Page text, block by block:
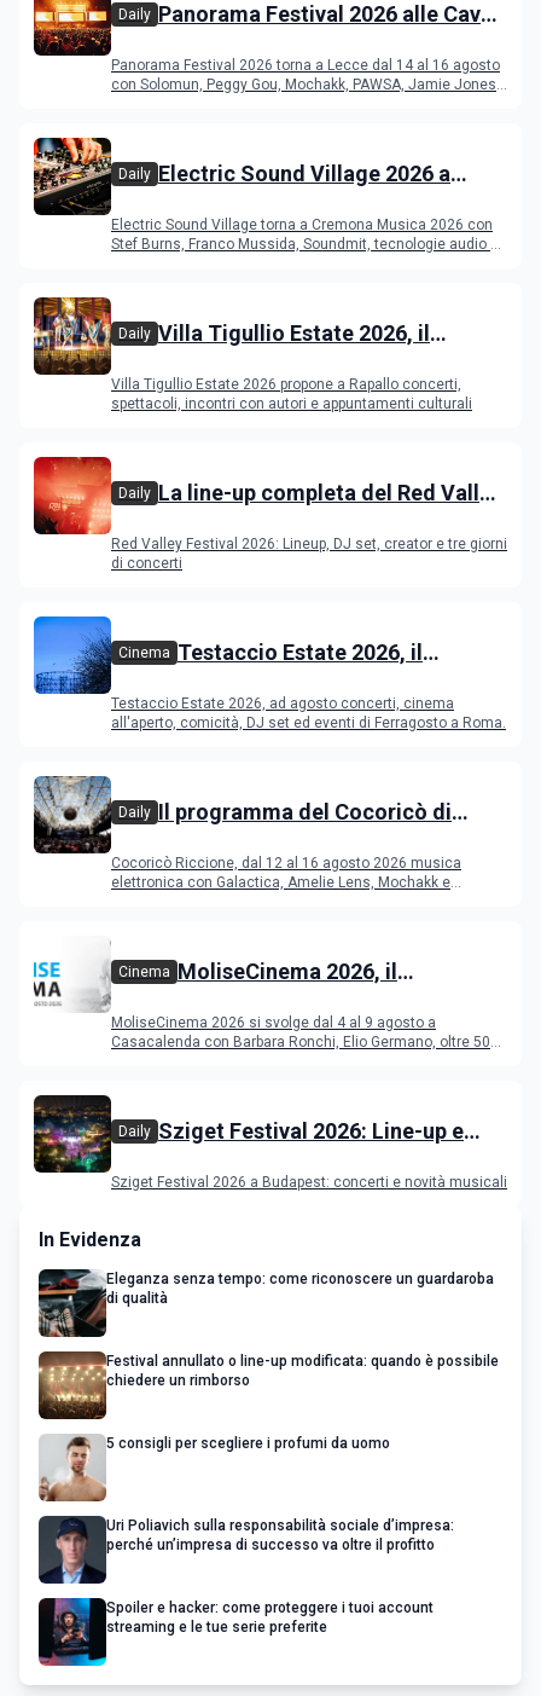
Daily Panorama Festival 2026 alle Cave
programma
Panorama Festival 2026 torna a Lecce dal 14 al 16 agosto
con Solomun, Peggy Gou, Mochakk, PAWSA, Jamie Jones
Daily Electric Sound Village 2026 a
Young Band Contest, il programma
Electric Sound Village torna a Cremona Musica 2026 con
Stef Burns, Franco Mussida, Soundmit, tecnologie audio e
Daily Villa Tigullio Estate 2026, il
Villa Tigullio Estate 2026 propone a Rapallo concerti,
spettacoli, incontri con autori e appuntamenti culturali
Daily La line-up completa del Red Valley
Red Valley Festival 2026: Lineup, DJ set, creator e tre giorni
di concerti
Cinema Testaccio Estate 2026, il
Ferragosto
Testaccio Estate 2026, ad agosto concerti, cinema
all'aperto, comicità, DJ set ed eventi di Ferragosto a Roma.
Daily Il programma del Cocoricò di
Cocoricò Riccione, dal 12 al 16 agosto 2026 musica
elettronica con Galactica, Amelie Lens, Mochakk e
Cinema MoliseCinema 2026, il
MoliseCinema 2026 si svolge dal 4 al 9 agosto a
Casacalenda con Barbara Ronchi, Elio Germano, oltre 50
Daily Sziget Festival 2026: Line-up e
Sziget Festival 2026 a Budapest: concerti e novità musicali
In Evidenza
Eleganza senza tempo: come riconoscere un guardaroba
di qualità
Festival annullato o line-up modificata: quando è possibile
chiedere un rimborso
5 consigli per scegliere i profumi da uomo
Uri Poliavich sulla responsabilità sociale d’impresa:
perché un’impresa di successo va oltre il profitto
Spoiler e hacker: come proteggere i tuoi account
streaming e le tue serie preferite